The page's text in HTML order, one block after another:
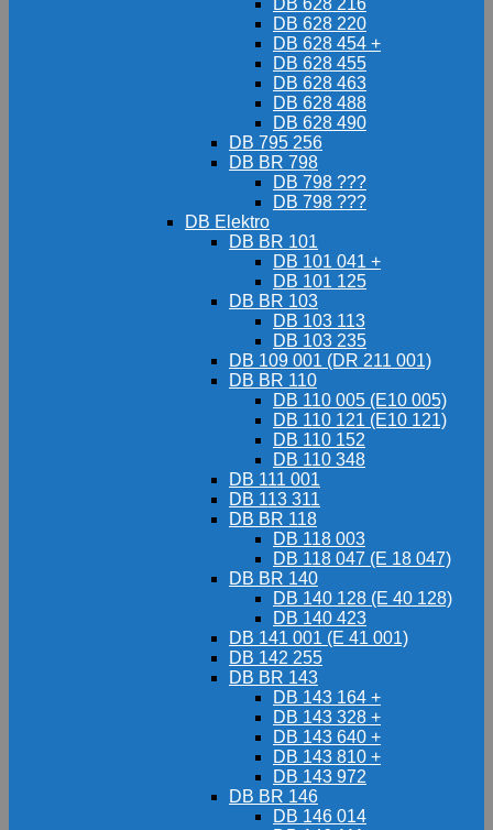
DB 628 216
DB 628 220
DB 628 454 +
DB 628 455
DB 628 463
DB 628 488
DB 628 490
DB 795 256
DB BR 798
DB 798 ???
DB 798 ???
DB Elektro
DB BR 101
DB 101 041 +
DB 101 125
DB BR 103
DB 103 113
DB 103 235
DB 109 001 (DR 211 001)
DB BR 110
DB 110 005 (E10 005)
DB 110 121 (E10 121)
DB 110 152
DB 110 348
DB 111 001
DB 113 311
DB BR 118
DB 118 003
DB 118 047 (E 18 047)
DB BR 140
DB 140 128 (E 40 128)
DB 140 423
DB 141 001 (E 41 001)
DB 142 255
DB BR 143
DB 143 164 +
DB 143 328 +
DB 143 640 +
DB 143 810 +
DB 143 972
DB BR 146
DB 146 014